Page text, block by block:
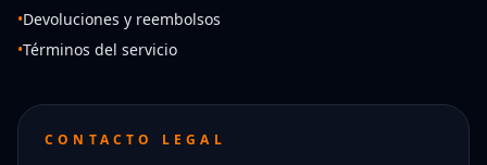
•Devoluciones y reembolsos
•Términos del servicio
CONTACTO LEGAL